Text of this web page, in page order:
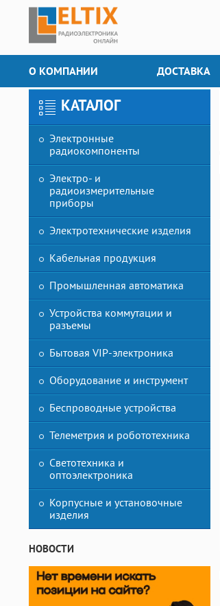
О КОМПАНИИ ДОСТАВКА
КАТАЛОГ
Электронные
радиокомпоненты
Электро- и
радиоизмерительные
приборы
Электротехнические изделия
Кабельная продукция
Промышленная автоматика
Устройства коммутации и
разъемы
Бытовая VIP-электроника
Оборудование и инструмент
Беспроводные устройства
Телеметрия и робототехника
Светотехника и
оптоэлектроника
Корпусные и установочные
изделия
НОВОСТИ